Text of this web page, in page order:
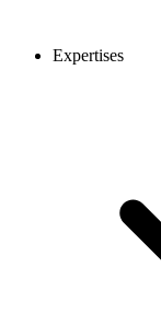
Expertises